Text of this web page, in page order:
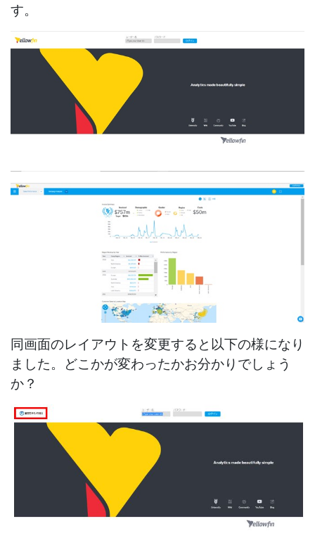
す。
同画面のレイアウトを変更すると以下の様になり
ました。どこかが変わったかお分かりでしょう
か？